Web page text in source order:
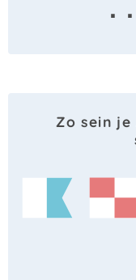
· ·
Zo sein je